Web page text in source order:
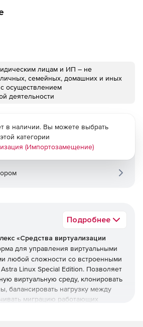
лицам и ИП – не
семейных, домашних и иных
осуществлением
деятельности
Подробнее
«Средства виртуализации
для управления виртуальными
любой сложности со встроенными
Linux Special Edition. Позволяет
виртуальную среду, клонировать
балансировать нагрузку между
миграцию работающих
в наличии. Вы можете выбрать
категории
(Импортозамещение)